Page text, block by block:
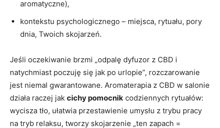
aromatyczne),
kontekstu psychologicznego – miejsca, rytuału, pory
dnia, Twoich skojarzeń.
Jeśli oczekiwanie brzmi „odpalę dyfuzor z CBD i
natychmiast poczuję się jak po urlopie”, rozczarowanie
jest niemal gwarantowane. Aromaterapia z CBD w salonie
działa raczej jak cichy pomocnik codziennych rytuałów:
wycisza tło, ułatwia przestawienie umysłu z trybu pracy
na tryb relaksu, tworzy skojarzenie „ten zapach =